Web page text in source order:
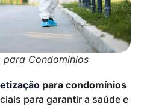
Condomínios
para condomínios
para garantir a saúde e